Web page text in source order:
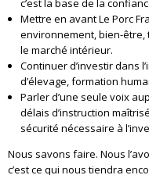
c’est la base de la
Mettre en avant Le Porc
environnement, bien-
le marché intérieur.
Continuer d’investir dans
d’élevage, formation
Parler d’une seule voix
délais d’instruction
sécurité nécessaire à
Nous savons faire. Nous
c’est ce qui nous tiendra